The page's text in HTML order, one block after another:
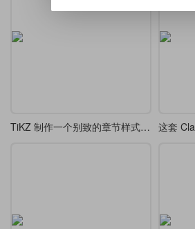
TiKZ 制作一个别致的章节样式 chap 7